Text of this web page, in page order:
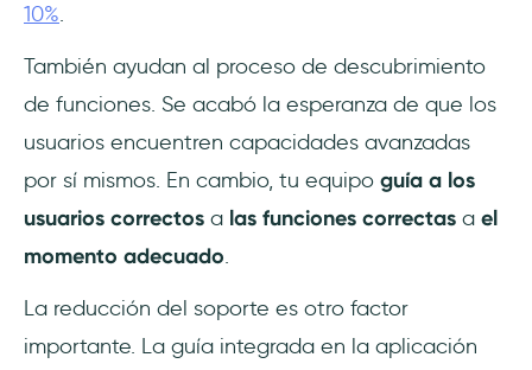
10%.
También ayudan al proceso de descubrimiento
de funciones. Se acabó la esperanza de que los
usuarios encuentren capacidades avanzadas
por sí mismos. En cambio, tu equipo guía a los
usuarios correctos a las funciones correctas a el
momento adecuado.
La reducción del soporte es otro factor
importante. La guía integrada en la aplicación